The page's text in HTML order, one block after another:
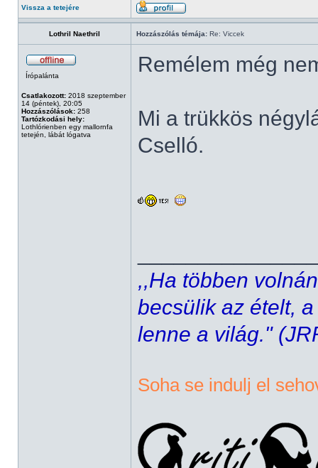
Vissza a tetejére
Lothril Naethril Hozzászólás témája: Re: Viccek
Írópalánta
Csatlakozott: 2018 szeptember
14 (péntek), 20:05
Hozzászólások: 258
Tartózkodási hely:
Lothlórienben egy mallornfa
tetején, lábát lógatva
Remélem még
Mi a trükkös
Cselló.
,,Ha többen
becsülik az ételt,
lenne a világ."
Soha se indulj el